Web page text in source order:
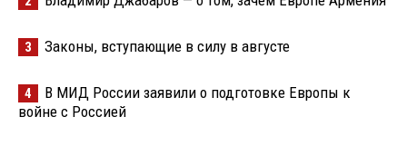
3 Законы, вступающие в силу в августе
4
В МИД России заявили о подготовке Европы к
войне с Россией